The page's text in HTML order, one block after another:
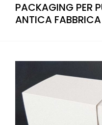
PACKAGING PER
ANTICA